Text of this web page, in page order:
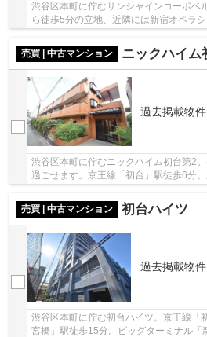
渋谷区本町に佇むサンシャインコーポベ
ら徒歩5分の立地、近隣には新宿オペラ
売買 | 中古マンション
ニックハイム
過去掲載物件
渋谷区本町に佇むニックハイム初台第2
過ごせます。京王線「初台」駅徒歩6分
売買 | 中古マンション
初台ハイツ
過去掲載物件
渋谷区本町に佇む初台ハイツ。京王線「
宮橋」駅徒歩15分。ビッグターミナル「